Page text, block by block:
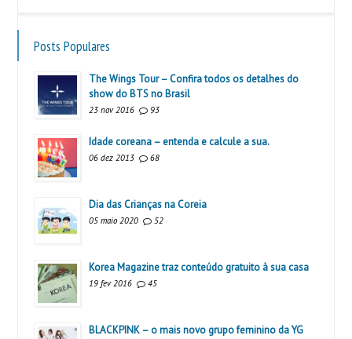
Posts Populares
The Wings Tour – Confira todos os detalhes do
show do BTS no Brasil
23 nov 2016 93
Idade coreana – entenda e calcule a sua.
06 dez 2013 68
Dia das Crianças na Coreia
05 maio 2020 52
Korea Magazine traz conteúdo gratuito à sua casa
19 fev 2016 45
BLACKPINK – o mais novo grupo feminino da YG